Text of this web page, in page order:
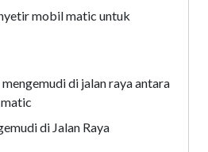
mobil matic untuk
di jalan raya antara
di Jalan Raya